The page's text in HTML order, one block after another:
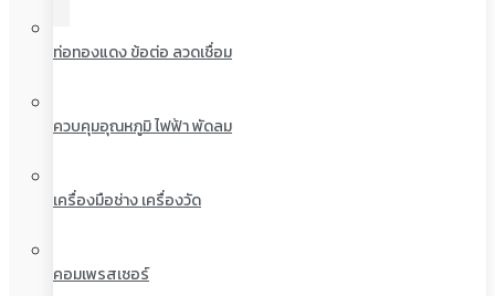
ท่อทองแดง ข้อต่อ ลวดเชื่อม
ควบคุมอุณหภูมิ ไฟฟ้า พัดลม
เครื่องมือช่าง เครื่องวัด
คอมเพรสเซอร์